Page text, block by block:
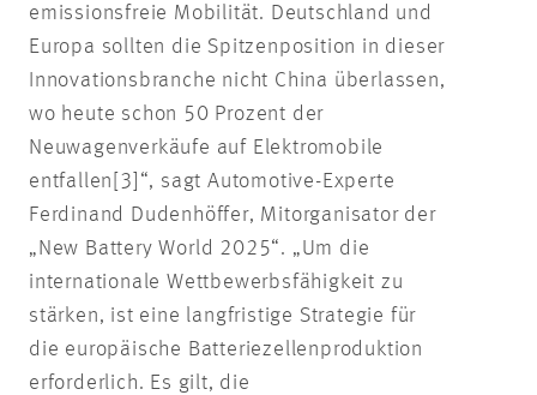
emissionsfreie Mobilität. Deutschland und
Europa sollten die Spitzenposition in dieser
Innovationsbranche nicht China überlassen,
wo heute schon 50 Prozent der
Neuwagenverkäufe auf Elektromobile
entfallen[3]“, sagt Automotive-Experte
Ferdinand Dudenhöffer, Mitorganisator der
„New Battery World 2025“. „Um die
internationale Wettbewerbsfähigkeit zu
stärken, ist eine langfristige Strategie für
die europäische Batteriezellenproduktion
erforderlich. Es gilt, die